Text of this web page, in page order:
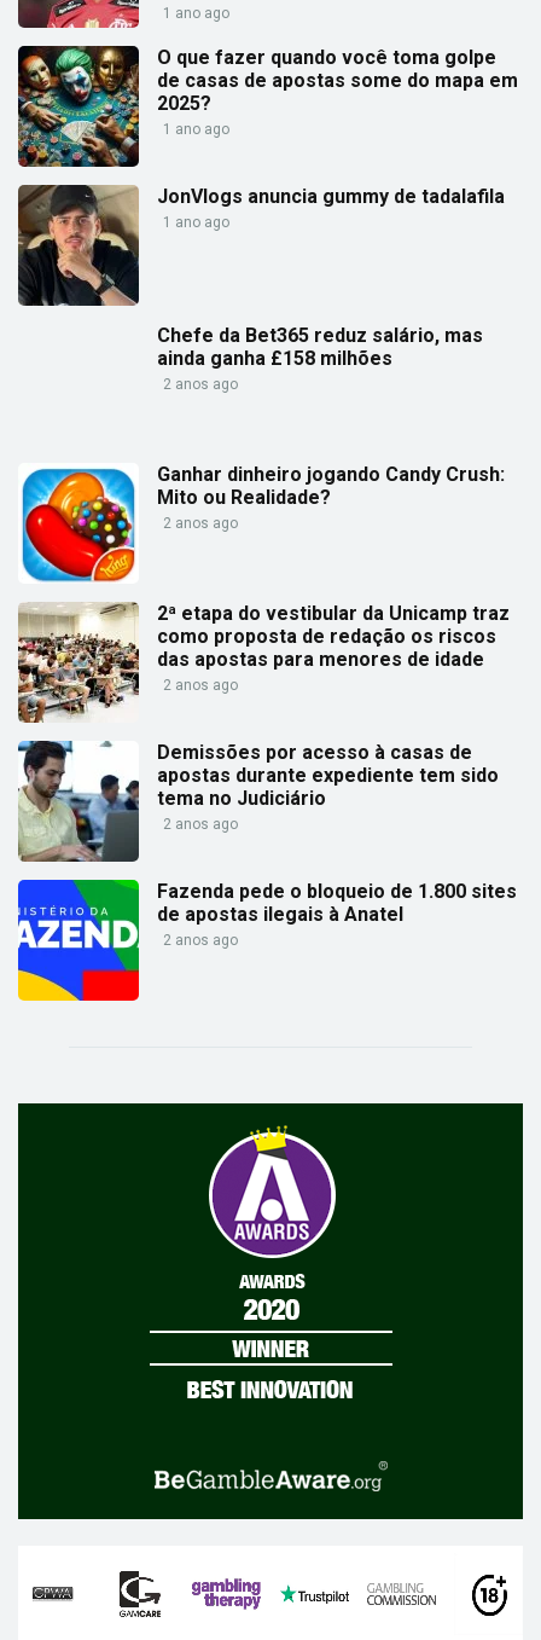
1 ano ago
O que fazer quando você toma golpe
de casas de apostas some do mapa em
2025?
1 ano ago
JonVlogs anuncia gummy de tadalafila
1 ano ago
Chefe da Bet365 reduz salário, mas
ainda ganha £158 milhões
2 anos ago
Ganhar dinheiro jogando Candy Crush:
Mito ou Realidade?
2 anos ago
2ª etapa do vestibular da Unicamp traz
como proposta de redação os riscos
das apostas para menores de idade
2 anos ago
Demissões por acesso à casas de
apostas durante expediente tem sido
tema no Judiciário
2 anos ago
Fazenda pede o bloqueio de 1.800 sites
de apostas ilegais à Anatel
2 anos ago